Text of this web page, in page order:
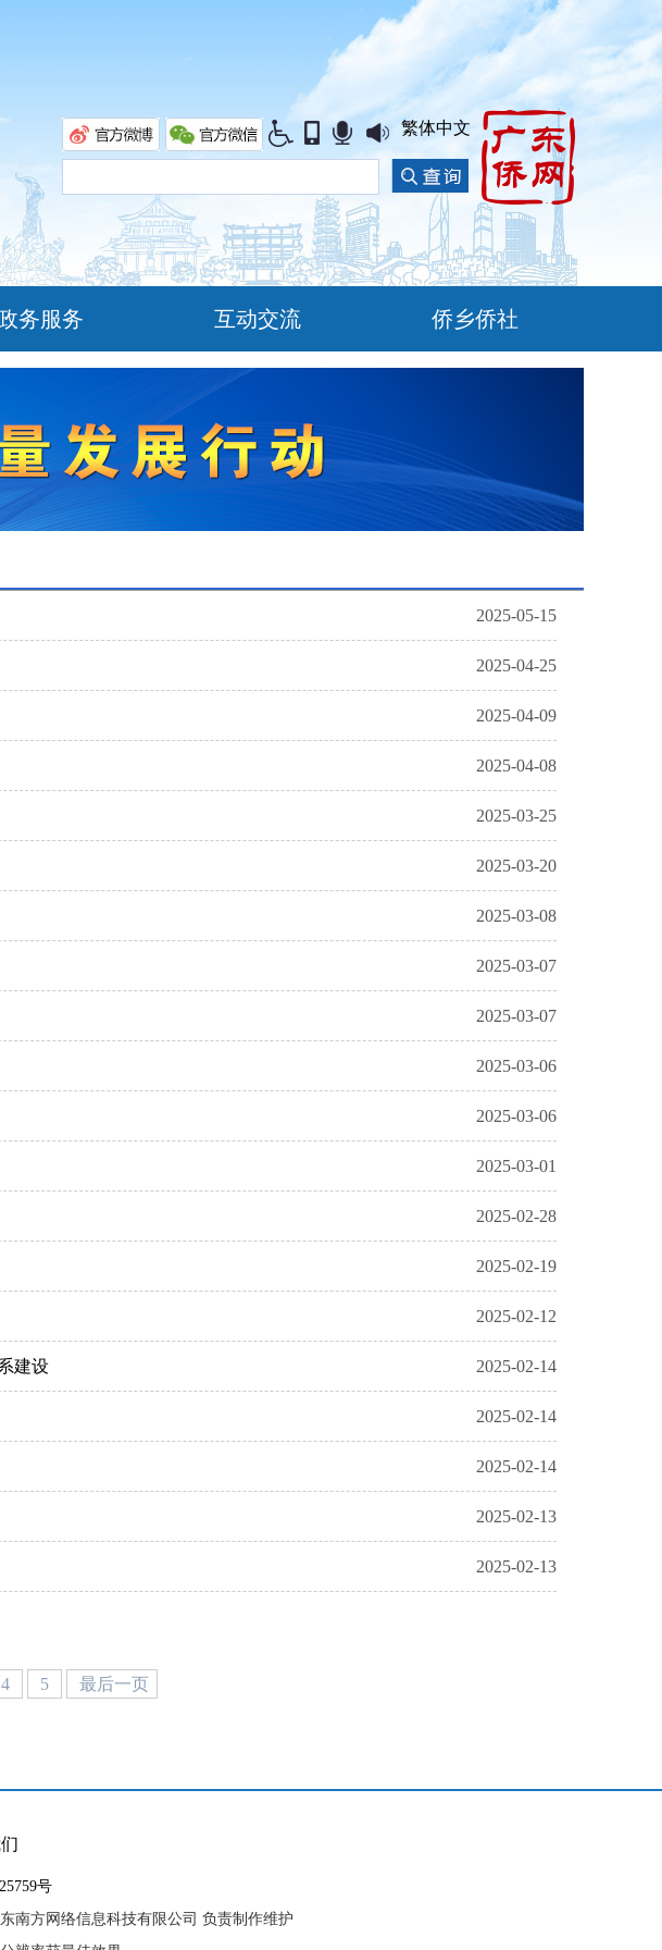
繁体中文
务服务 互动交流 侨乡侨社
2025-05-15
2025-04-25
2025-04-09
2025-04-08
2025-03-25
2025-03-20
2025-03-08
2025-03-07
2025-03-07
2025-03-06
2025-03-06
2025-03-01
2025-02-28
2025-02-19
2025-02-12
建设 2025-02-14
2025-02-14
2025-02-14
2025-02-13
2025-02-13
4 5 最后一页
号
南方网络信息科技有限公司 负责制作维护